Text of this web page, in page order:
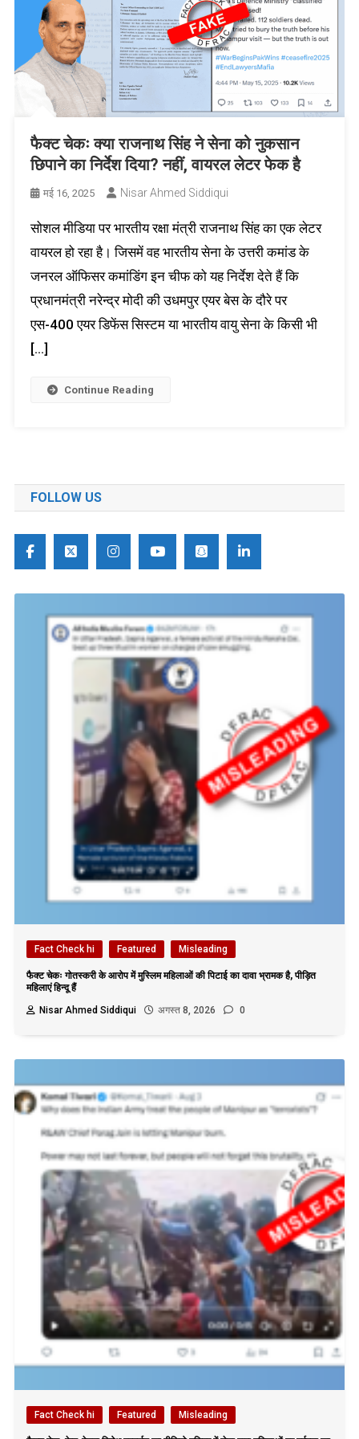
फैक्ट चेकः क्या राजनाथ सिंह ने सेना को नुकसान
छिपाने का निर्देश दिया? नहीं, वायरल लेटर फेक है
मई 16, 2025 Nisar Ahmed Siddiqui
सोशल मीडिया पर भारतीय रक्षा मंत्री राजनाथ सिंह का एक लेटर
वायरल हो रहा है। जिसमें वह भारतीय सेना के उत्तरी कमांड के
जनरल ऑफिसर कमांडिंग इन चीफ को यह निर्देश देते हैं कि
प्रधानमंत्री नरेन्द्र मोदी की उधमपुर एयर बेस के दौरे पर
एस-400 एयर डिफेंस सिस्टम या भारतीय वायु सेना के किसी भी
[…]
Continue Reading
FOLLOW US
Fact Check hi Featured Misleading
फैक्ट चेकः गोतस्करी के आरोप में मुस्लिम महिलाओं की पिटाई का दावा भ्रामक है, पीड़ित
महिलाएं हिन्दू हैं
Nisar Ahmed Siddiqui
अगस्त 8, 2026 0
Fact Check hi Featured Misleading